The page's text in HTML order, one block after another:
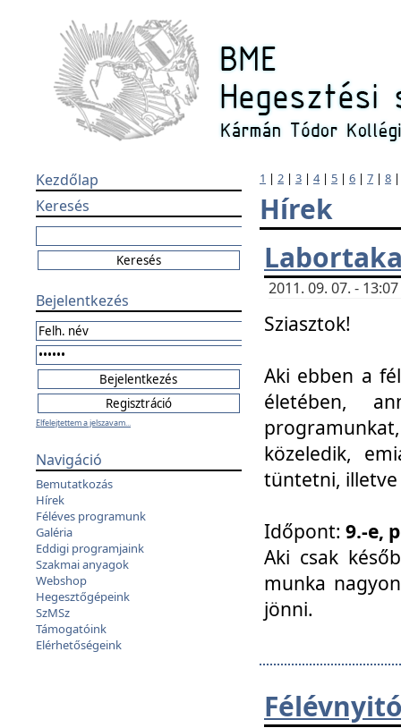
Kezdőlap
Keresés
Bejelentkezés
Elfelejtettem a jelszavam...
Navigáció
Bemutatkozás
Hírek
Féléves programunk
Galéria
Eddigi programjaink
Szakmai anyagok
Webshop
Hegesztőgépeink
SzMSz
Támogatóink
Elérhetőségeink
1 | 2 | 3 | 4| 5 | 6 | 7 | 8
Hírek
2011. 09. 07. -
Sziasztok!
Aki ebben a
életében,
közeledik,
tüntetni, illetve
Időpont: 9.-e,
Aki csak
munka
jönni.